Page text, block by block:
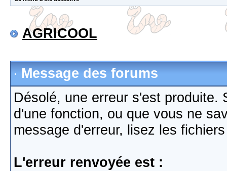
AGRICOOL
Message des forums
Désolé, une erreur s'est produite.
d'une fonction, ou que vous ne
message d'erreur, lisez les
L'erreur renvoyée est :